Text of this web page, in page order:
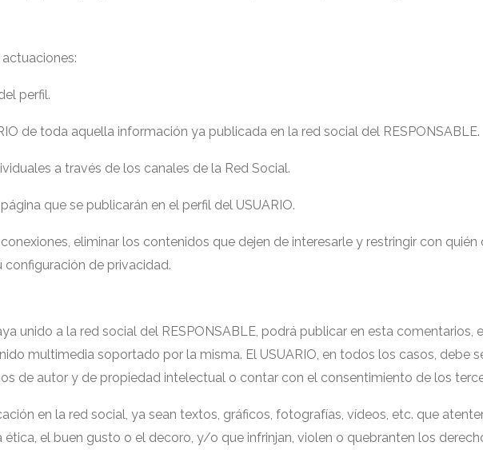
actuaciones:
perfil.
toda aquella información ya publicada en la red social del RESPONSABLE.
a través de los canales de la Red Social.
que se publicarán en el perfil del USUARIO.
eliminar los contenidos que dejen de interesarle y restringir con
configuración de privacidad.
unido a la red social del RESPONSABLE, podrá publicar en esta comentarios,
multimedia soportado por la misma. El USUARIO, en todos los casos, debe
de autor y de propiedad intelectual o contar con el consentimiento de los
en la red social, ya sean textos, gráficos, fotografías, vídeos, etc. que
el buen gusto o el decoro, y/o que infrinjan, violen o quebranten los